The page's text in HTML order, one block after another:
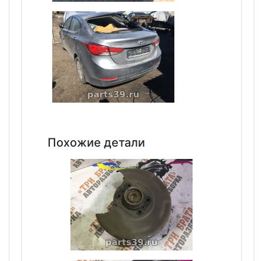
Похожие детали